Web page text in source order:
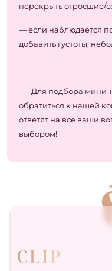
перекрыть отросшие/
— если наблюдается
добавить густоты,
Для подбора мини-
обратиться к нашей
ответят на все ваши
выбором!